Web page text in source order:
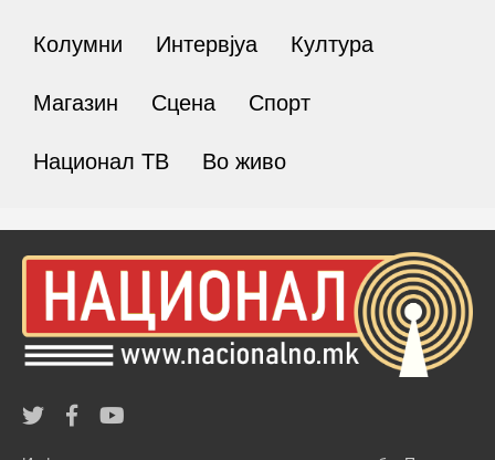
Колумни Интервјуа Култура
Магазин Сцена Спорт
Национал ТВ Во живо